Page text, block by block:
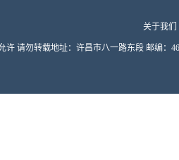
关于我们
许 请勿转载地址：许昌市八一路东段 邮编：